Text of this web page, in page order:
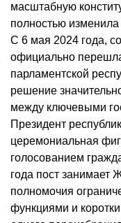
масштабную
полностью изменила
С 6 мая 2024 года,
официально
парламентской
решение
между ключевыми
Президент
церемониальная
голосованием
года пост занимает
полномочия
функциями и